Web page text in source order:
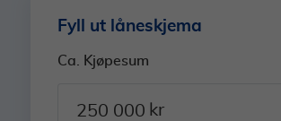
Fyll ut låneskjema
Ca. Kjøpesum
kr